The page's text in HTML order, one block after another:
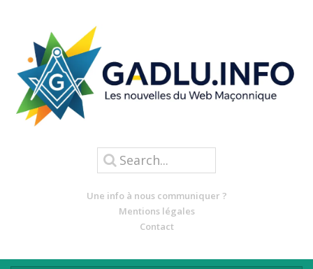
Une info à nous communiquer ?
Mentions légales
Contact